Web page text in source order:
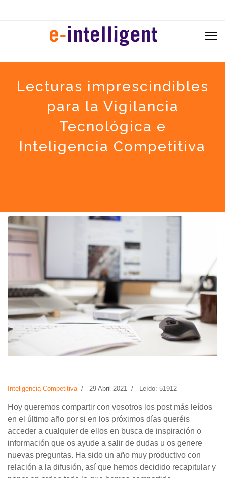
Lecturas imprescindibles
para la Vigilancia
Tecnológica e
Inteligencia Competitiva
Inteligencia Competitiva 29 Abril 2021 Leído: 51912
Hoy queremos compartir con vosotros los post más leídos
en el último año por si en los próximos días queréis
acceder a cualquier de ellos en busca de inspiración o
información que os ayude a salir de dudas u os genere
nuevas preguntas. Ha sido un año muy productivo con
relación a la difusión, así que hemos decidido recapitular y